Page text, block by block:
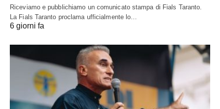
Riceviamo e pubblichiamo un comunicato stampa di Fials Taranto.
La Fials Taranto proclama ufficialmente lo…
6 giorni fa